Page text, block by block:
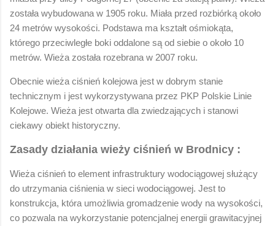
została wybudowana w 1905 roku. Miała przed rozbiórką około
24 metrów wysokości. Podstawa ma kształt ośmiokąta,
którego przeciwległe boki oddalone są od siebie o około 10
metrów. Wieża została rozebrana w 2007 roku.
Obecnie wieża ciśnień kolejowa jest w dobrym stanie
technicznym i jest wykorzystywana przez PKP Polskie Linie
Kolejowe. Wieża jest otwarta dla zwiedzających i stanowi
ciekawy obiekt historyczny.
Zasady działania wieży ciśnień w Brodnicy :
Wieża ciśnień to element infrastruktury wodociągowej służący
do utrzymania ciśnienia w sieci wodociągowej. Jest to
konstrukcja, która umożliwia gromadzenie wody na wysokości,
co pozwala na wykorzystanie potencjalnej energii grawitacyjnej